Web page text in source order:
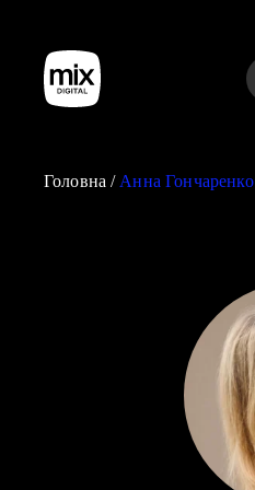
Головна / Анна Гончаренко